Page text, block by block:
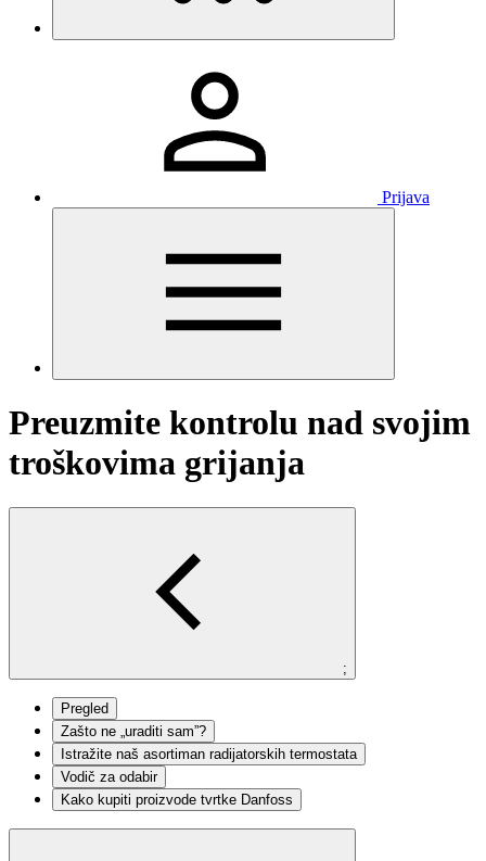
Prijava
Preuzmite kontrolu nad svojim
troškovima grijanja
;
Pregled
Zašto ne „uraditi sam”?
Istražite naš asortiman radijatorskih termostata
Vodič za odabir
Kako kupiti proizvode tvrtke Danfoss